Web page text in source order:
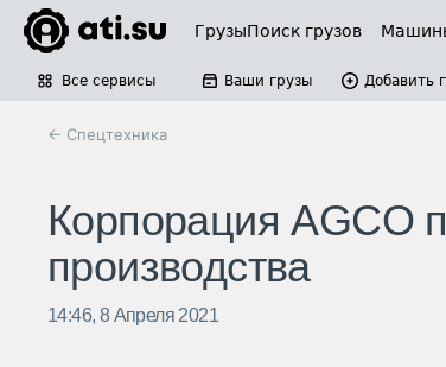
ГрузыПоиск грузов
Все сервисы Ваши грузы Добавить
← Спецтехника
Корпорация AGCO
производства
14:46, 8 Апреля 2021